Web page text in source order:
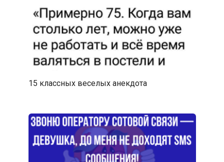
15 классных веселых анекдота